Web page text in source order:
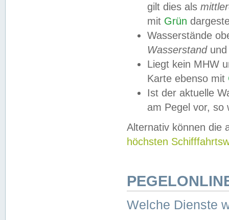
gilt dies als
mit Grün
Wasserstände
Wasserstandund
Liegt kein MHW
Karte ebenso mit
Ist der aktuelle
am Pegel vor,
Alternativ können die
höchsten
Welche Dienste